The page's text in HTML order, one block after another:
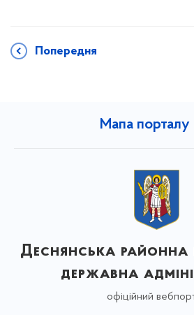
Попередня
Мапа порталу
Деснянська районна
державна
офіційний